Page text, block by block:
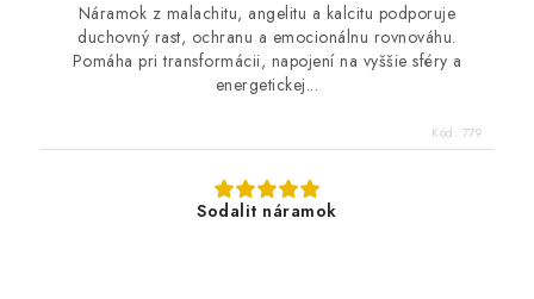
Náramok z malachitu, angelitu a kalcitu podporuje
duchovný rast, ochranu a emocionálnu rovnováhu.
Pomáha pri transformácii, napojení na vyššie sféry a
energetickej...
Kód: 779
Sodalit náramok